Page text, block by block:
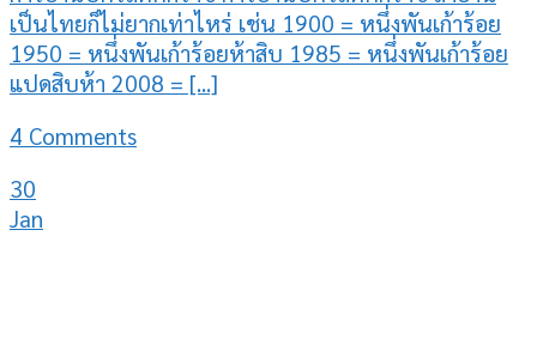
เป็นไทยก็ไม่ยากเท่าไหร่ เช่น 1900 = หนึ่งพันเก้าร้อย
1950 = หนึ่งพันเก้าร้อยห้าสิบ 1985 = หนึ่งพันเก้าร้อย
แปดสิบห้า 2008 = [...]
4 Comments
30
Jan